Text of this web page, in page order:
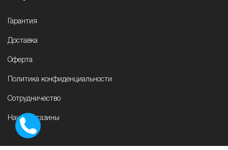
Гарантия
Доставка
Оферта
Политика конфиденциальности
Сотрудничество
Наши магазины